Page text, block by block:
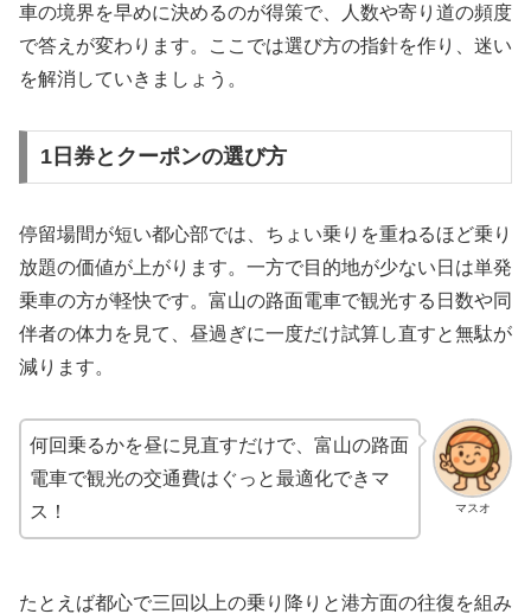
車の境界を早めに決めるのが得策で、人数や寄り道の頻度
で答えが変わります。ここでは選び方の指針を作り、迷い
を解消していきましょう。
1日券とクーポンの選び方
停留場間が短い都心部では、ちょい乗りを重ねるほど乗り
放題の価値が上がります。一方で目的地が少ない日は単発
乗車の方が軽快です。富山の路面電車で観光する日数や同
伴者の体力を見て、昼過ぎに一度だけ試算し直すと無駄が
減ります。
マスオ
何回乗るかを昼に見直すだけで、富山の路面
電車で観光の交通費はぐっと最適化できマ
ス！
たとえば都心で三回以上の乗り降りと港方面の往復を組み